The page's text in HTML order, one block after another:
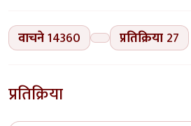
वाचने14360 प्रतिक्रिया 27
प्रतिक्रिया